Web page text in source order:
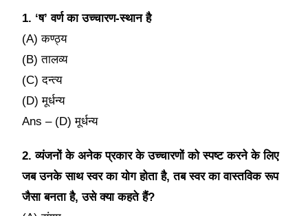
1. ‘ष’ वर्ण का उच्चारण-स्थान है
(A) कण्ठ्य
(B) तालव्य
(C) दन्त्य
(D) मूर्धन्य
Ans – (D) मूर्धन्य
2. व्यंजनों के अनेक प्रकार के उच्चारणों को स्पष्ट करने के लिए
जब उनके साथ स्वर का योग होता है, तब स्वर का वास्तविक रूप
जैसा बनता है, उसे क्या कहते हैं?